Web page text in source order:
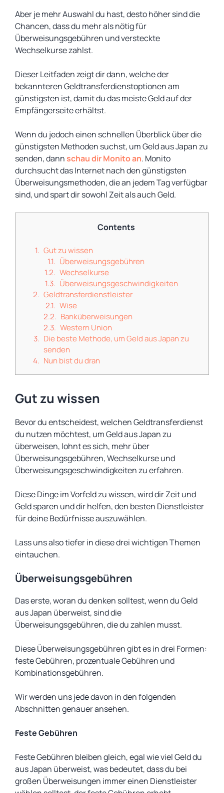
Aber je mehr Auswahl du hast, desto höher sind die
Chancen, dass du mehr als nötig für
Überweisungsgebühren und versteckte
Wechselkurse zahlst.
Dieser Leitfaden zeigt dir dann, welche der
bekannteren Geldtransferdienstoptionen am
günstigsten ist, damit du das meiste Geld auf der
Empfängerseite erhältst.
Wenn du jedoch einen schnellen Überblick über die
günstigsten Methoden suchst, um Geld aus Japan zu
senden, dann schau dir Monito an. Monito
durchsucht das Internet nach den günstigsten
Überweisungsmethoden, die an jedem Tag verfügbar
sind, und spart dir sowohl Zeit als auch Geld.
Contents
Gut zu wissen
Überweisungsgebühren
Wechselkurse
Überweisungsgeschwindigkeiten
Geldtransferdienstleister
Wise
Banküberweisungen
Western Union
Die beste Methode, um Geld aus Japan zu
senden
Nun bist du dran
Gut zu wissen
Bevor du entscheidest, welchen Geldtransferdienst
du nutzen möchtest, um Geld aus Japan zu
überweisen, lohnt es sich, mehr über
Überweisungsgebühren, Wechselkurse und
Überweisungsgeschwindigkeiten zu erfahren.
Diese Dinge im Vorfeld zu wissen, wird dir Zeit und
Geld sparen und dir helfen, den besten Dienstleister
für deine Bedürfnisse auszuwählen.
Lass uns also tiefer in diese drei wichtigen Themen
eintauchen.
Überweisungsgebühren
Das erste, woran du denken solltest, wenn du Geld
aus Japan überweist, sind die
Überweisungsgebühren, die du zahlen musst.
Diese Überweisungsgebühren gibt es in drei Formen:
feste Gebühren, prozentuale Gebühren und
Kombinationsgebühren.
Wir werden uns jede davon in den folgenden
Abschnitten genauer ansehen.
Feste Gebühren
Feste Gebühren bleiben gleich, egal wie viel Geld du
aus Japan überweist, was bedeutet, dass du bei
großen Überweisungen immer einen Dienstleister